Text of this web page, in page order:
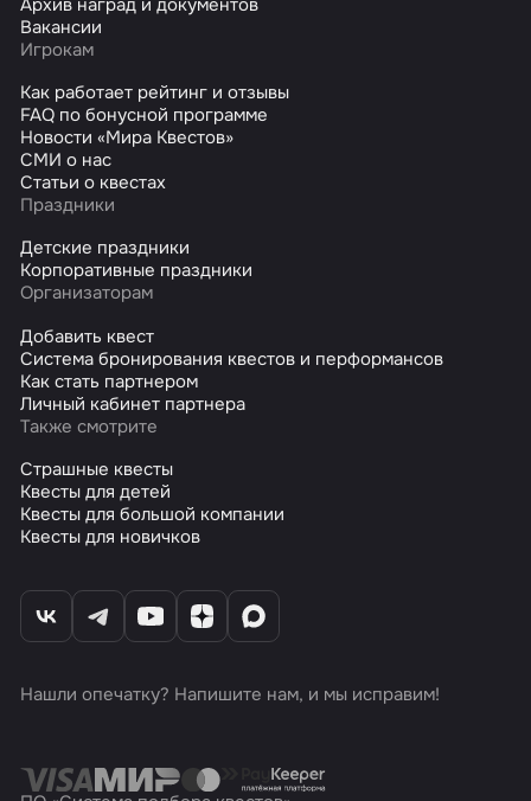
Вакансии
Игрокам
Как работает рейтинг и отзывы
FAQ по бонусной программе
Новости «Мира Квестов»
СМИ о нас
Статьи о квестах
Праздники
Детские праздники
Корпоративные праздники
Организаторам
Добавить квест
Система бронирования квестов и перформансов
Как стать партнером
Личный кабинет партнера
Также смотрите
Страшные квесты
Квесты для детей
Квесты для большой компании
Квесты для новичков
Нашли опечатку? Напишите нам, и мы исправим!